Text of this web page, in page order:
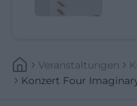
Veranstaltungen
Konzert Four